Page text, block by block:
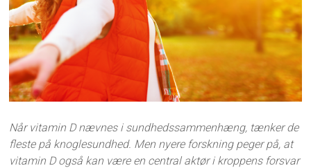
Når vitamin D nævnes i sundhedssammenhæng, tænker de
fleste på knoglesundhed. Men nyere forskning peger på, at
vitamin D også kan være en central aktør i kroppens forsvar